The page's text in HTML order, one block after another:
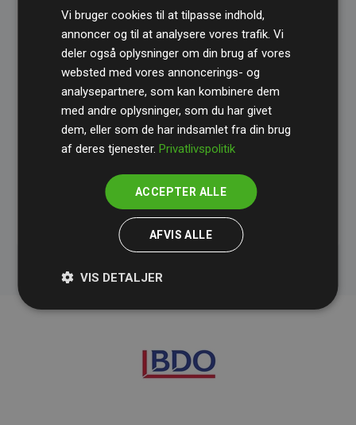
Alle projekter er verificeret gennem Gold
Standard– en international ordning, der sikrer høj
kvalitet og gennemsigtighed i klimainvesteringer.
Du kan læse mere om de konkrete projekter
initiativet Websites, der støtter klimaprojekter
Vi bruger cookies til at tilpasse indhold,
annoncer og til at analysere vores trafik. Vi
deler også oplysninger om din brug af vores
websted med vores annoncerings- og
analysepartnere, som kan kombinere dem
med andre oplysninger, som du har givet
dem, eller som de har indsamlet fra din brug
af deres tjenester.Privatlivspolitik
ACCEPTER ALLE
AFVIS ALLE
VIS DETALJER